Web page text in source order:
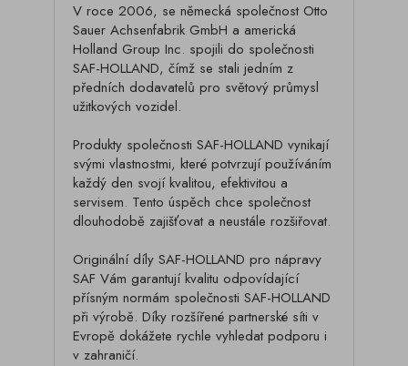
V roce 2006, se německá společnost Otto
Sauer Achsenfabrik GmbH a americká
Holland Group Inc. spojili do společnosti
SAF-HOLLAND, čímž se stali jedním z
předních dodavatelů pro světový průmysl
užitkových vozidel.
Produkty společnosti SAF-HOLLAND vynikají
svými vlastnostmi, které potvrzují používáním
každý den svojí kvalitou, efektivitou a
servisem. Tento úspěch chce společnost
dlouhodobě zajišťovat a neustále rozšiřovat.
Originální díly SAF-HOLLAND pro nápravy
SAF Vám garantují kvalitu odpovídající
přísným normám společnosti SAF-HOLLAND
při výrobě. Díky rozšířené partnerské síti v
Evropě dokážete rychle vyhledat podporu i
v zahraničí.